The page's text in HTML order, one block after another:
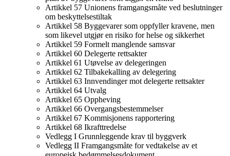
Artikkel 57 Unionens framgangsmåte ved beslutninger
om beskyttelsestiltak
Artikkel 58 Byggevarer som oppfyller kravene, men
som likevel utgjør en risiko for helse og sikkerhet
Artikkel 59 Formelt manglende samsvar
Artikkel 60 Delegerte rettsakter
Artikkel 61 Utøvelse av delegeringen
Artikkel 62 Tilbakekalling av delegering
Artikkel 63 Innvendinger mot delegerte rettsakter
Artikkel 64 Utvalg
Artikkel 65 Oppheving
Artikkel 66 Overgangsbestemmelser
Artikkel 67 Kommisjonens rapportering
Artikkel 68 Ikrafttredelse
Vedlegg I Grunnleggende krav til byggverk
Vedlegg II Framgangsmåte for vedtakelse av et